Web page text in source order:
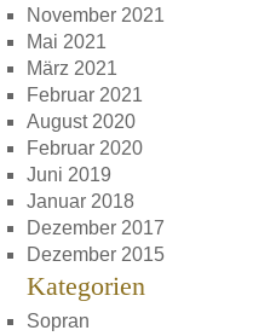
November 2021
Mai 2021
März 2021
Februar 2021
August 2020
Februar 2020
Juni 2019
Januar 2018
Dezember 2017
Dezember 2015
Kategorien
Sopran